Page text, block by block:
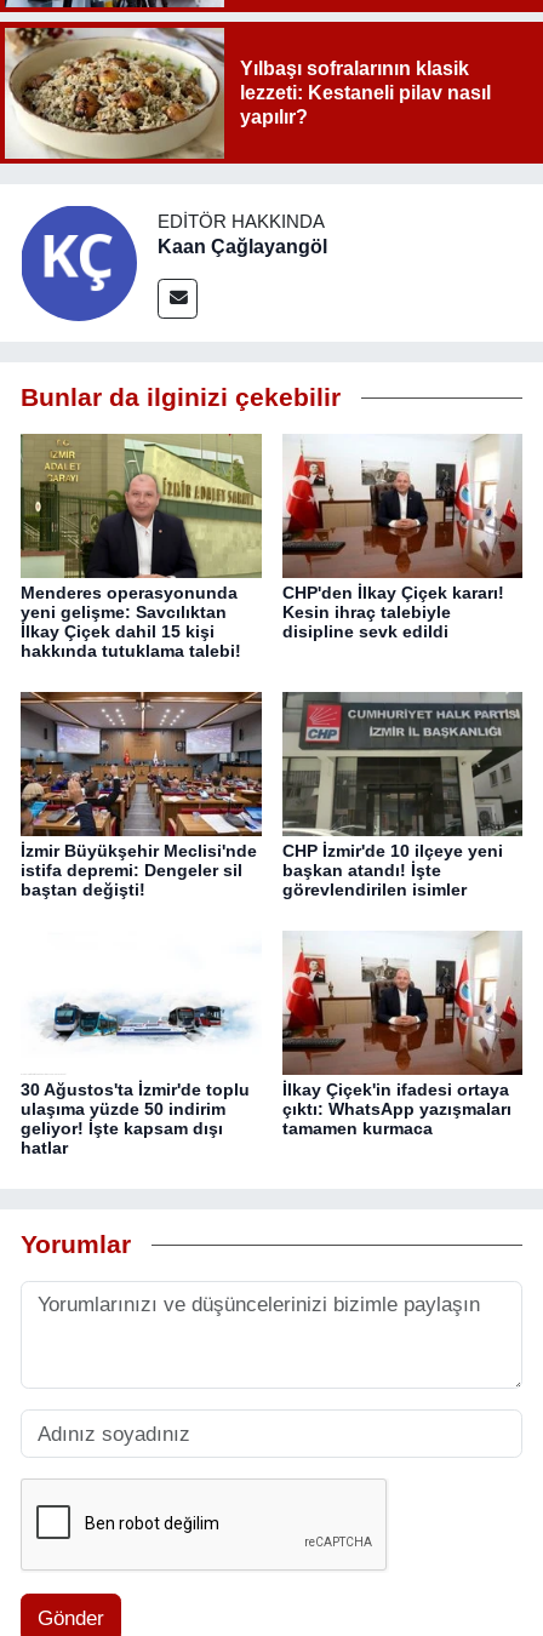
Yılbaşı sofralarının klasik
lezzeti: Kestaneli pilav nasıl
yapılır?
EDITÖR HAKKINDA
Kaan Çağlayangöl
Bunlar da ilginizi çekebilir
Menderes operasyonunda
yeni gelişme: Savcılıktan
İlkay Çiçek dahil 15 kişi
hakkında tutuklama talebi!
CHP'den İlkay Çiçek kararı!
Kesin ihraç talebiyle
disipline sevk edildi
İzmir Büyükşehir Meclisi'nde
istifa depremi: Dengeler sil
baştan değişti!
CHP İzmir'de 10 ilçeye yeni
başkan atandı! İşte
görevlendirilen isimler
30 Ağustos'ta İzmir'de toplu
ulaşıma yüzde 50 indirim
geliyor! İşte kapsam dışı
hatlar
İlkay Çiçek'in ifadesi ortaya
çıktı: WhatsApp yazışmaları
tamamen kurmaca
Yorumlar
Gönder